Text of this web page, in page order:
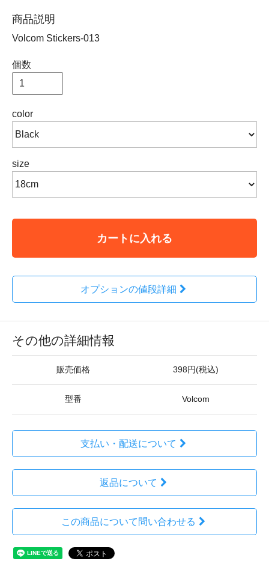
商品説明
Volcom Stickers-013
個数
color
size
カートに入れる
オプションの値段詳細
その他の詳細情報
販売価格 398円(税込)
型番 Volcom
支払い・配送について
返品について
この商品について問い合わせる